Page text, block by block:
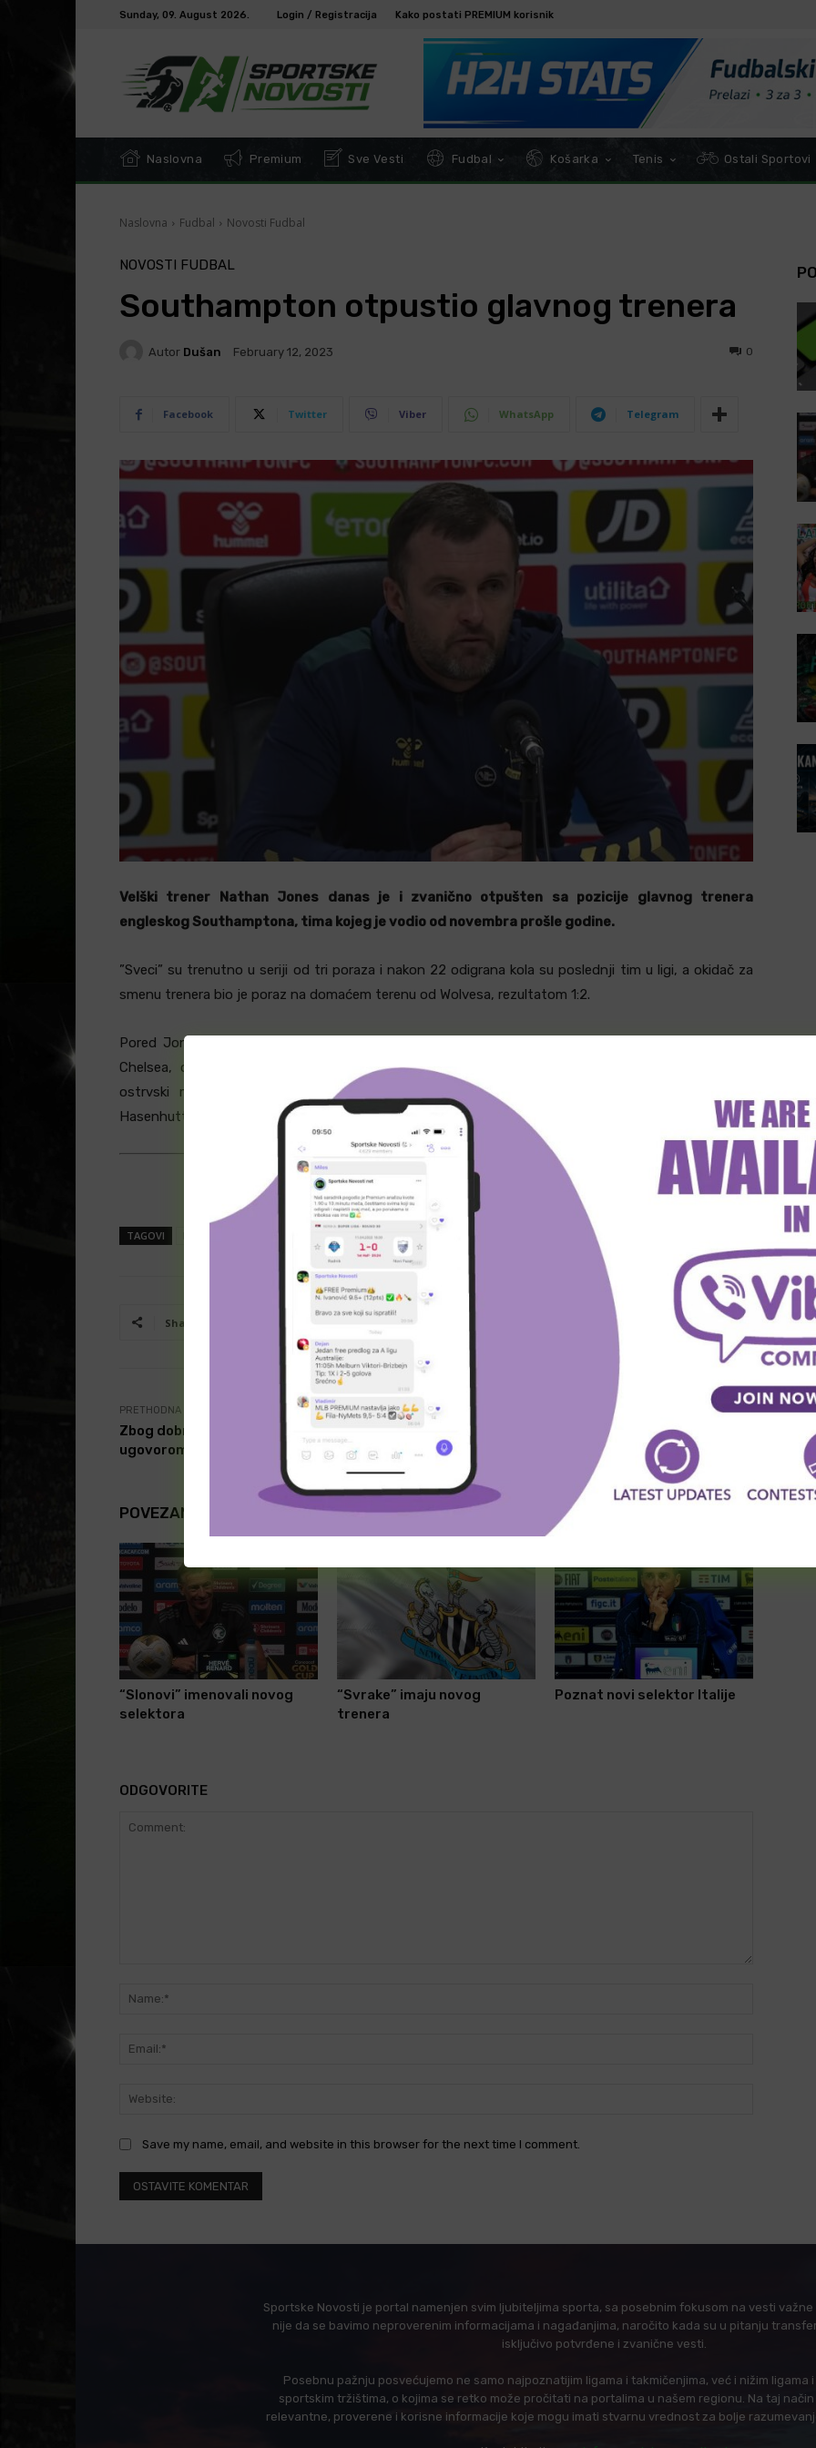
Sunday, 09. August 2026. Login / Registracija Kako postati PREMIUM korisnik
Naslovna Premium Sve Vesti Fudbal Košarka Tenis Ostali Sportovi
Naslovna Fudbal Novosti Fudbal
NOVOSTI FUDBAL
Southampton otpustio glavnog trenera
Autor Dušan February 12, 2023 0
Facebook Twitter Viber WhatsApp Telegram
Velški trener Nathan Jones danas je i zvanično otpušten sa pozicije glavnog trenera
engleskog Southamptona, tima kojeg je vodio od novembra prošle godine.
”Sveci” su trenutno u seriji od tri poraza i nakon 22 odigrana kola su poslednji tim u ligi, a okidač za
smenu trenera bio je poraz na domaćem terenu od Wolvesa, rezultatom 1:2.
Pored Jonesa, trenerski tim su napustili i njegovi asistenti, a fudbalere će za naredni meč protiv
Chelsea, odnosno do promocije novog glavnog trenera predvoditi Ruben Selles. Kako prenose
ostrvski mediji, među kandidatima za klupu Southamptona nalaze se Marcelo Bielsa, Ralph
Hasenhuttl i Steven Gerrard.
Naslovna fotografija: Youtube/Sky Sports Premier League (Screenshot)
TAGOVI
Share Twitter WhatsApp
PRETHODNA VEST
Zbog dobrih partija nagrađen je novim
ugovorom
SLEDEĆA VEST
Novi problemi za Tottenham pred Ligu
Šampiona
POVEZANI ČLANCI
“Slonovi” imenovali novog
selektora
“Svrake” imaju novog
trenera
Poznat novi selektor Italije
ODGOVORITE
Save my name, email, and website in this browser for the next time I comment.
Sportske Novosti je portal namenjen svim ljubiteljima sporta, sa posebnim fokusom na vesti
nije da se bavimo neproverenim informacijama i nagađanjima, naročito kada su u pitanju
isključivo potvrđene i zvanične vesti.
Posebnu pažnju posvećujemo ne samo najpoznatijim ligama i takmičenjima, već i nižim ligama
sportskim tržištima, o kojima se retko može pročitati na portalima u našem regionu. Na taj
relevantne, proverene i korisne informacije koje mogu imati stvarnu vrednost za bolje